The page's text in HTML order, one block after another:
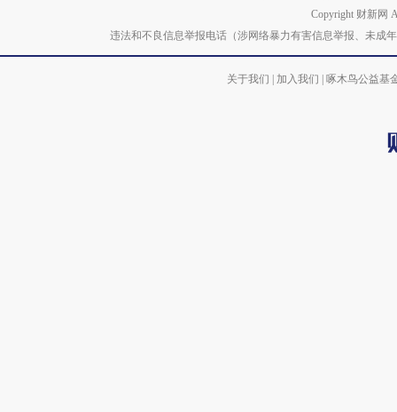
Copyright 财新网
违法和不良信息举报电话（涉网络暴力有害信息举报、未成
关于我们 加入我们 啄木鸟公益基